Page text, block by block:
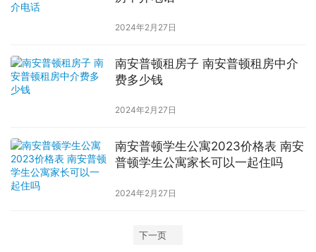
2024年2月27日
南安普顿租房子 南安普顿租房中介
费多少钱
2024年2月27日
南安普顿学生公寓2023价格表 南安
普顿学生公寓家长可以一起住吗
2024年2月27日
下一页